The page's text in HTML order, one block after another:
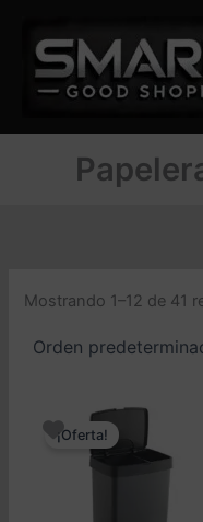
contenido
Mostrando 1–12 de 41
¡Oferta!